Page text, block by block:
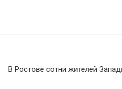
В Ростове сотни жителей